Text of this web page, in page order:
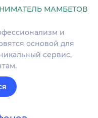
МАМБЕТОВ
и
основой для
сервис,